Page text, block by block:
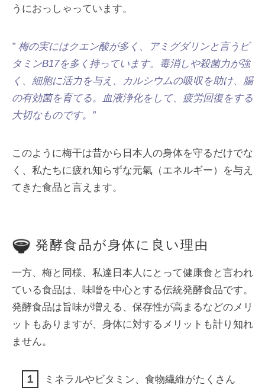
うにおっしゃっています。
” 梅の実にはクエン酸が多く、アミグダリンと言うビ
タミンB17を多く持っています。毒消しや殺菌力が強
く、細胞に活力を与え、カルシウムの吸収を助け、腸
の有効菌を育てる。血液浄化をして、疲労回復をする
大切なものです。”
このように梅干は昔から日本人の身体を守るだけでな
く、私たちに疲れ知らずな元氣（エネルギー）を与え
てきた食品と言えます。
発酵食品が身体に良い理由
一方、梅と同様、私達日本人にとって健康食と言われ
ている食品は、味噌を中心とする伝統発酵食品です。
発酵食品は旨味が増える、保存性が高まるなどのメリ
ットもありますが、身体に対するメリットも計り知れ
ません。
１
ミネラルやビタミン、食物繊維がたくさん